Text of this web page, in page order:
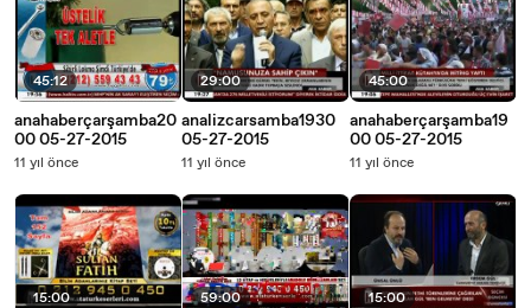
45:12
anahaberçarşamba20
00 05-27-2015
11 yıl önce
15:00
29:00
analizcarsamba1930
05-27-2015
11 yıl önce
59:00
45:00
anahaberçarşamba19
00 05-27-2015
11 yıl önce
15:00